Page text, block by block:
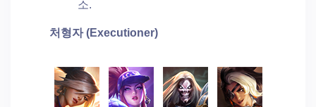
소.
처형자 (Executioner)